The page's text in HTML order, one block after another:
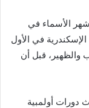
الأسماء في
في الأول
والظهير، قبل أن
أولمبية